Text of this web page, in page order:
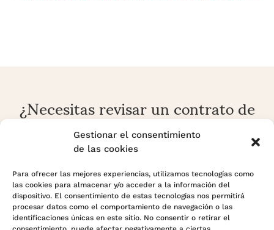
Gestionar el consentimiento
de las cookies
Para ofrecer las mejores experiencias, utilizamos tecnologías como
las cookies para almacenar y/o acceder a la información del
dispositivo. El consentimiento de estas tecnologías nos permitirá
procesar datos como el comportamiento de navegación o las
identificaciones únicas en este sitio. No consentir o retirar el
¿Necesitas revisar un contrato de
alquiler o una reclamación
arrendaticia?
prórrogas, desahucios y conflictos sobre vivienda o local
con enfoque preventivo y estratégico.
Contactar con Adara Legal